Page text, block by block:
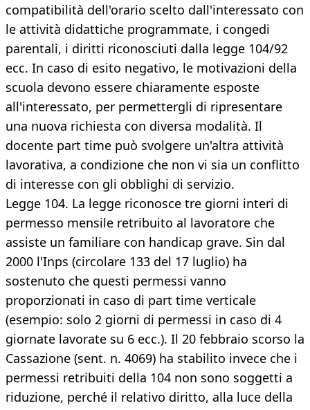
compatibilità dell'orario scelto dall'interessato con
le attività didattiche programmate, i congedi
parentali, i diritti riconosciuti dalla legge 104/92
ecc. In caso di esito negativo, le motivazioni della
scuola devono essere chiaramente esposte
all'interessato, per permettergli di ripresentare
una nuova richiesta con diversa modalità. Il
docente part time può svolgere un'altra attività
lavorativa, a condizione che non vi sia un conflitto
di interesse con gli obblighi di servizio.
Legge 104. La legge riconosce tre giorni interi di
permesso mensile retribuito al lavoratore che
assiste un familiare con handicap grave. Sin dal
2000 l'Inps (circolare 133 del 17 luglio) ha
sostenuto che questi permessi vanno
proporzionati in caso di part time verticale
(esempio: solo 2 giorni di permessi in caso di 4
giornate lavorate su 6 ecc.). Il 20 febbraio scorso la
Cassazione (sent. n. 4069) ha stabilito invece che i
permessi retribuiti della 104 non sono soggetti a
riduzione, perché il relativo diritto, alla luce della